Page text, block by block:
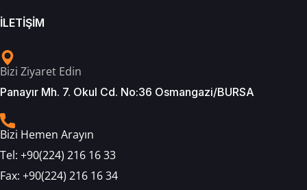
İLETİŞİM
Bizi Ziyaret Edin
Panayır Mh. 7. Okul Cd. No:36 Osmangazi/BURSA
Bizi Hemen Arayın
Tel: +90(224) 216 16 33
Fax: +90(224) 216 16 34